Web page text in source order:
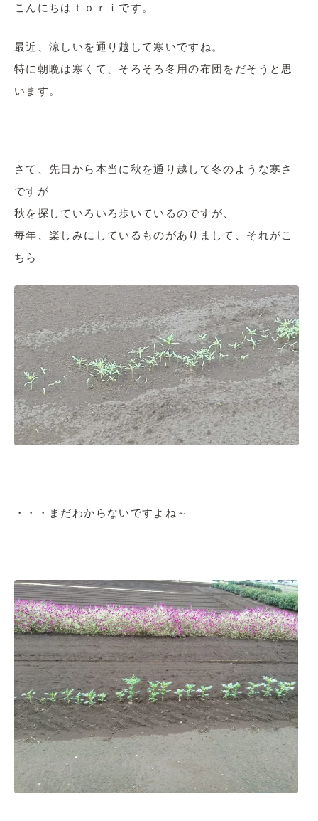
こんにちはｔｏｒｉです。
最近、涼しいを通り越して寒いですね。
特に朝晩は寒くて、そろそろ冬用の布団をだそうと思
います。
さて、先日から本当に秋を通り越して冬のような寒さ
ですが
秋を探していろいろ歩いているのですが、
毎年、楽しみにしているものがありまして、それがこ
ちら
・・・まだわからないですよね～